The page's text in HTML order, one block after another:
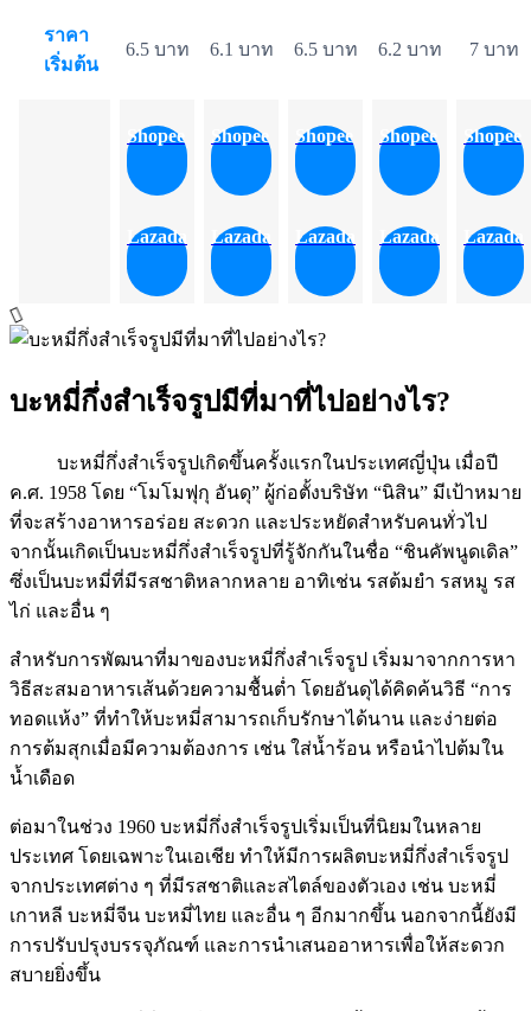
ราคา
เริ่มต้น
6.5 บาท 6.1 บาท 6.5 บาท 6.2 บาท 7 บาท
Shopee
Lazada
Shopee
Lazada
Shopee
Lazada
Shopee
Lazada
Shopee
Lazada
บะหมี่กึ่งสําเร็จรูปมีที่มาที่ไปอย่างไร?
บะหมี่กึ่งสำเร็จรูปเกิดขึ้นครั้งแรกในประเทศญี่ปุ่น เมื่อปี
ค.ศ. 1958 โดย “โมโมฟุกุ อันดุ” ผู้ก่อตั้งบริษัท “นิสิน” มีเป้าหมาย
ที่จะสร้างอาหารอร่อย สะดวก และประหยัดสำหรับคนทั่วไป
จากนั้นเกิดเป็นบะหมี่กึ่งสำเร็จรูปที่รู้จักกันในชื่อ “ชินคัพนูดเดิล”
ซึ่งเป็นบะหมี่ที่มีรสชาติหลากหลาย อาทิเช่น รสต้มยำ รสหมู รส
ไก่ และอื่น ๆ
สำหรับการพัฒนาที่มาของบะหมี่กึ่งสำเร็จรูป เริ่มมาจากการหา
วิธีสะสมอาหารเส้นด้วยความชื้นต่ำ โดยอันดุได้คิดค้นวิธี “การ
ทอดแห้ง” ที่ทำให้บะหมี่สามารถเก็บรักษาได้นาน และง่ายต่อ
การต้มสุกเมื่อมีความต้องการ เช่น ใส่น้ำร้อน หรือนำไปต้มใน
น้ำเดือด
ต่อมาในช่วง 1960 บะหมี่กึ่งสำเร็จรูปเริ่มเป็นที่นิยมในหลาย
ประเทศ โดยเฉพาะในเอเชีย ทำให้มีการผลิตบะหมี่กึ่งสำเร็จรูป
จากประเทศต่าง ๆ ที่มีรสชาติและสไตล์ของตัวเอง เช่น บะหมี่
เกาหลี บะหมี่จีน บะหมี่ไทย และอื่น ๆ อีกมากขึ้น นอกจากนี้ยังมี
การปรับปรุงบรรจุภัณฑ์ และการนำเสนออาหารเพื่อให้สะดวก
สบายยิ่งขึ้น